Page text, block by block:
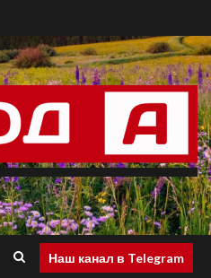
Наш канал в Telegram